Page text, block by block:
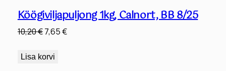
Köögiviljapuljong 1kg, Calnort, BB 8/25
10,20€Algne
oli:
7,65€Praegune
Lisa korvi